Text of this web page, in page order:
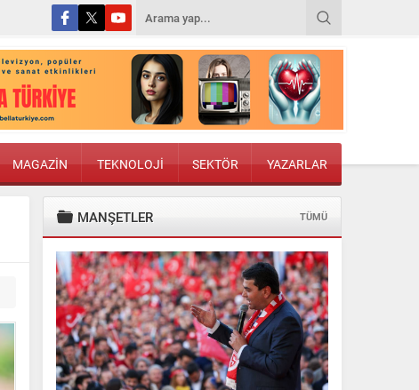
MAGAZİN TEKNOLOJİ SEKTÖR YAZARLAR
MANŞETLER TÜMÜ